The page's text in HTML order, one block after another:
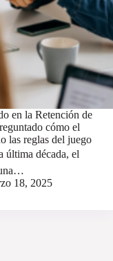
en la Retención de
cómo el
las reglas del juego
última década, el
18, 2025